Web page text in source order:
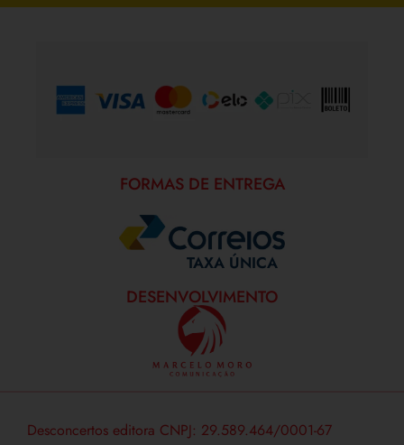
FORMAS DE ENTREGA
TAXA ÚNICA
DESENVOLVIMENTO
Desconcertos editora CNPJ: 29.589.464/0001-67